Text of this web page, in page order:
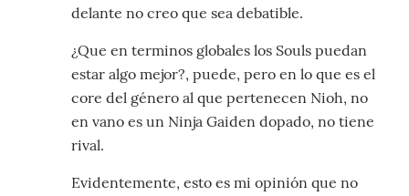
delante no creo que sea debatible.
¿Que en terminos globales los Souls puedan
estar algo mejor?, puede, pero en lo que es el
core del género al que pertenecen Nioh, no
en vano es un Ninja Gaiden dopado, no tiene
rival.
Evidentemente, esto es mi opinión que no